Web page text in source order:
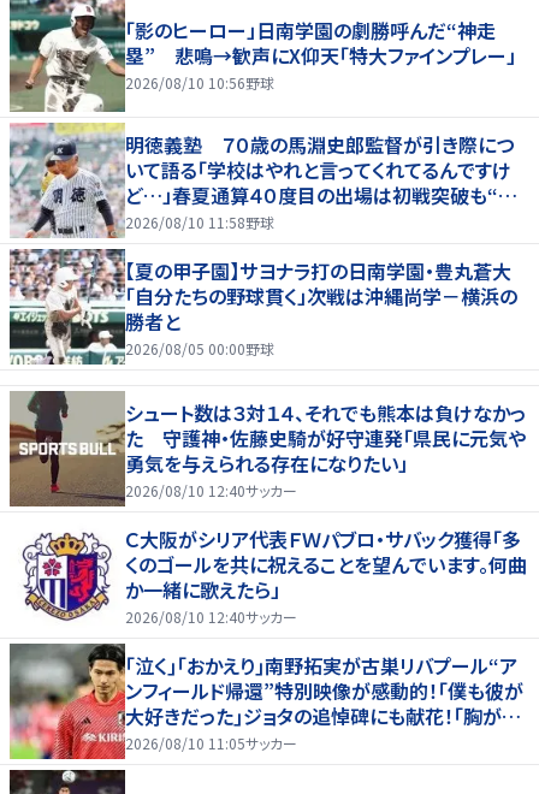
「影のヒーロー」日南学園の劇勝呼んだ“神走
塁” 悲鳴→歓声にX仰天「特大ファインプレー」
2026/08/10 10:56野球
明徳義塾 ７０歳の馬淵史郎監督が引き際につ
いて語る「学校はやれと言ってくれてるんですけ
ど…」春夏通算４０度目の出場は初戦突破も“馬
淵節”炸裂
2026/08/10 11:58野球
【夏の甲子園】サヨナラ打の日南学園・豊丸蒼大
「自分たちの野球貫く」次戦は沖縄尚学－横浜の
勝者と
2026/08/05 00:00野球
シュート数は３対１４、それでも熊本は負けなかっ
た 守護神・佐藤史騎が好守連発「県民に元気や
勇気を与えられる存在になりたい」
2026/08/10 12:40サッカー
Ｃ大阪がシリア代表ＦＷパブロ・サバック獲得「多
くのゴールを共に祝えることを望んでいます。何曲
か一緒に歌えたら」
2026/08/10 12:40サッカー
｢泣く｣｢おかえり｣南野拓実が古巣リバプール“ア
ンフィールド帰還”特別映像が感動的！｢僕も彼が
大好きだった｣ジョタの追悼碑にも献花！｢胸が熱
くなります…｣
2026/08/10 11:05サッカー